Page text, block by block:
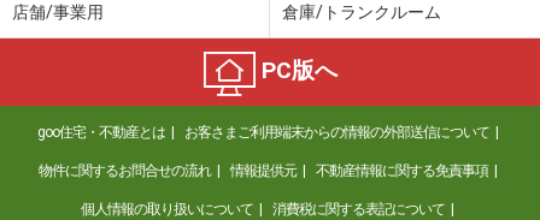
宮崎県宮崎市源藤町南田
4万円
住 所
宮崎県宮崎市源藤町南田
専有面積 20.28m²
間取り
1K
宮崎県宮崎市花ケ島町笹原
店舗/事業用 倉庫/トランクルーム
PC版へ
goo住宅・不動産とは お客さまご利用端末からの情報の外部送信について
物件に関するお問合せの流れ 情報提供元 不動産情報に関する免責事項
個人情報の取り扱いについて 消費税に関する表記について